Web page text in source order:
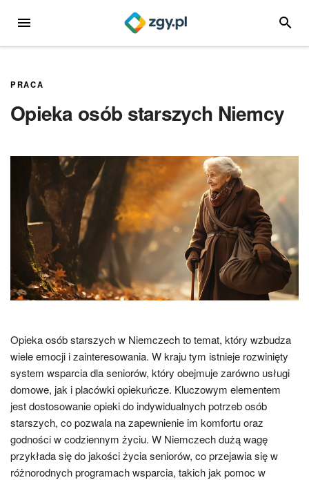
MENU
PRACA
Opieka osób starszych Niemcy
Opieka osób starszych w Niemczech to temat, który wzbudza
wiele emocji i zainteresowania. W kraju tym istnieje rozwinięty
system wsparcia dla seniorów, który obejmuje zarówno usługi
domowe, jak i placówki opiekuńcze. Kluczowym elementem
jest dostosowanie opieki do indywidualnych potrzeb osób
starszych, co pozwala na zapewnienie im komfortu oraz
godności w codziennym życiu. W Niemczech dużą wagę
przykłada się do jakości życia seniorów, co przejawia się w
różnorodnych programach wsparcia, takich jak pomoc w